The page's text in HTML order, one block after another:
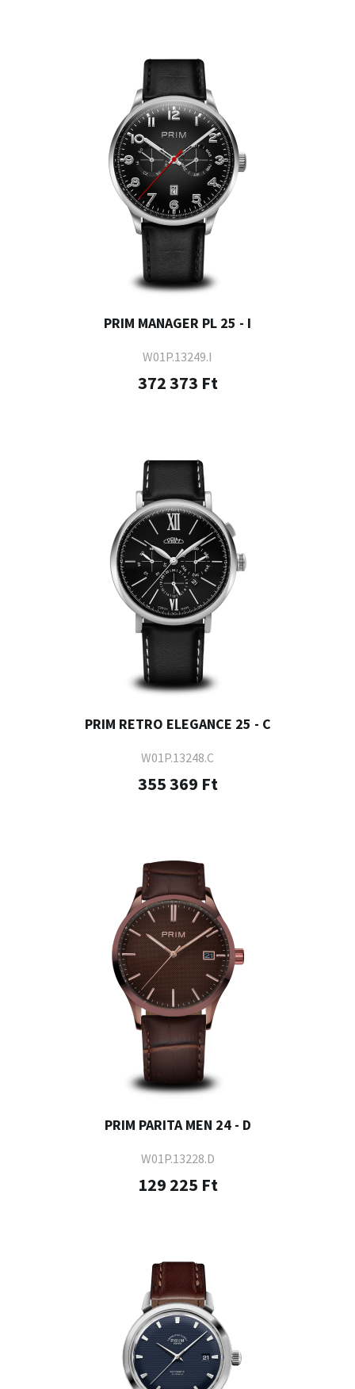
PRIM MANAGER PL 25 - I
W01P.13249.I
372 373 Ft
PRIM RETRO ELEGANCE 25 - C
W01P.13248.C
355 369 Ft
PRIM PARITA MEN 24 - D
W01P.13228.D
129 225 Ft